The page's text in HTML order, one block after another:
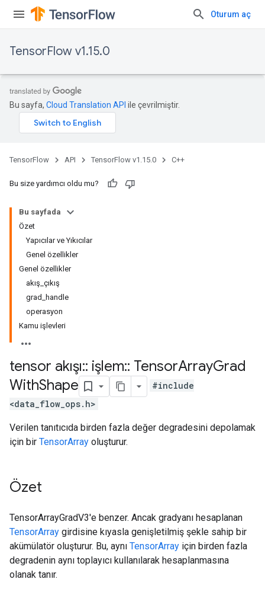
Oturum aç
TensorFlow v1.15.0
Bu sayfa, Cloud Translation API ile çevrilmiştir.
TensorFlow API TensorFlow v1.15.0 C++
Bu size yardımcı oldu mu?
Bu sayfada
Özet
Yapıcılar ve Yıkıcılar
Genel özellikler
Genel özellikler
akış_çıkış
grad_handle
operasyon
Kamu işlevleri
tensor akışı:: işlem:: TensorArrayGrad
WithShape
#include
<data_flow_ops.h>
Verilen tanıtıcıda birden fazla değer degradesini depolamak
için bir TensorArray oluşturur.
Özet
TensorArrayGradV3'e benzer. Ancak gradyanı hesaplanan
TensorArray girdisine kıyasla genişletilmiş şekle sahip bir
akümülatör oluşturur. Bu, aynı TensorArray için birden fazla
degradenin aynı toplayıcı kullanılarak hesaplanmasına
olanak tanır.